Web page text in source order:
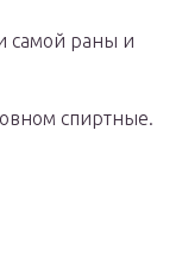
самой раны и
спиртные.